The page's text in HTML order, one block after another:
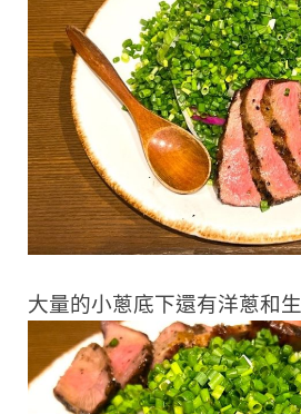
大量的小蔥底下還有洋蔥和生